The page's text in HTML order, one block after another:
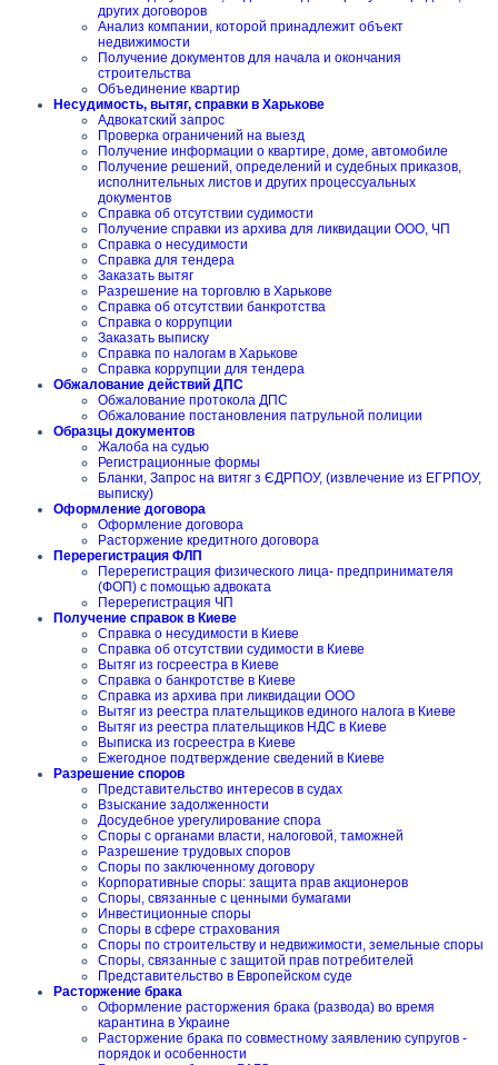
других договоров
Анализ компании, которой принадлежит объект
недвижимости
Получение документов для начала и окончания
строительства
Объединение квартир
Несудимость, вытяг, справки в Харькове
Адвокатский запрос
Проверка ограничений на выезд
Получение информации о квартире, доме, автомобиле
Получение решений, определений и судебных приказов,
исполнительных листов и других процессуальных
документов
Справка об отсутствии судимости
Получение справки из архива для ликвидации ООО, ЧП
Справка о несудимости
Справка для тендера
Заказать вытяг
Разрешение на торговлю в Харькове
Справка об отсутствии банкротства
Справка о коррупции
Заказать выписку
Справка по налогам в Харькове
Справка коррупции для тендера
Обжалование действий ДПС
Обжалование протокола ДПС
Обжалование постановления патрульной полиции
Образцы документов
Жалоба на судью
Регистрационные формы
Бланки, Запрос на витяг з ЄДРПОУ, (извлечение из ЕГРПОУ,
выписку)
Оформление договора
Оформление договора
Расторжение кредитного договора
Перерегистрация ФЛП
Перерегистрация физического лица- предпринимателя
(ФОП) с помощью адвоката
Перерегистрация ЧП
Получение справок в Киеве
Справка о несудимости в Киеве
Справка об отсутствии судимости в Киеве
Вытяг из госреестра в Киеве
Справка о банкротстве в Киеве
Справка из архива при ликвидации ООО
Вытяг из реестра плательщиков единого налога в Киеве
Вытяг из реестра плательщиков НДС в Киеве
Выписка из госреестра в Киеве
Ежегодное подтверждение сведений в Киеве
Разрешение споров
Представительство интересов в судах
Взыскание задолженности
Досудебное урегулирование спора
Споры с органами власти, налоговой, таможней
Разрешение трудовых споров
Споры по заключенному договору
Корпоративные споры: защита прав акционеров
Споры, связанные с ценными бумагами
Инвестиционные споры
Споры в сфере страхования
Споры по строительству и недвижимости, земельные споры
Споры, связанные с защитой прав потребителей
Представительство в Европейском суде
Расторжение брака
Оформление расторжения брака (развода) во время
карантина в Украине
Расторжение брака по совместному заявлению супругов -
порядок и особенности